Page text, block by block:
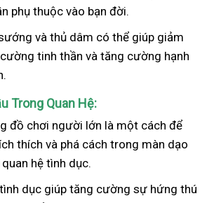
phụ thuộc vào bạn đời.
và thủ dâm có thể giúp giảm
tinh thần và tăng cường hạnh
Trong Quan Hệ:
đồ chơi người lớn là một cách để
thích và phá cách trong màn dạo
hệ tình dục.
dục giúp tăng cường sự hứng thú